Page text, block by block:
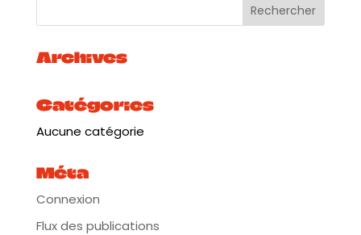
Archives
Catégories
Aucune catégorie
Méta
Connexion
Flux des publications